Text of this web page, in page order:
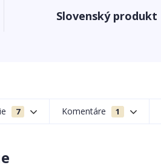
Slovenský produkt
7 Komentáre 1